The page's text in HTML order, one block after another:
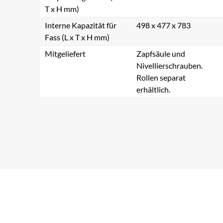
T x H mm)
Interne Kapazität für
Fass (L x T x H mm)
498 x 477 x 783
Mitgeliefert
Zapfsäule und
Nivellierschrauben.
Rollen separat
erhältlich.